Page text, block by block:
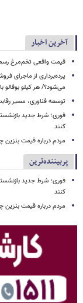
آخرین اخبار
قیمت واقعی تخم‌مرغ
پرده‌برداری از ماجرای
می‌شود؟/ هر کیلو
توسعه فناوری، مسیر
کنند
مردم درباره قیمت
پربیننده‌ترین
کنند
مردم درباره قیمت